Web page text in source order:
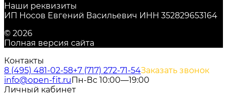
Наши реквизиты
ИП Носов Евгений Васильевич ИНН 352829653164
© 2026
Полная версия сайта
Контакты
8 (495) 481-02-58+7 (717) 272-71-54Заказать звонок
info@open-fit.ruПн-Вс 10:00—19:00
Личный кабинет